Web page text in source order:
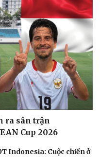
ra sân trận
Cup 2026
Indonesia: Cuộc chiến ở